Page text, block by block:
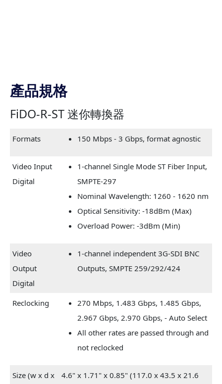
產品規格
FiDO-R-ST 迷你轉換器
Formats 150 Mbps - 3 Gbps, format agnostic
Video Input
Digital
1-channel Single Mode ST Fiber Input,
SMPTE-297
Nominal Wavelength: 1260 - 1620 nm
Optical Sensitivity: -18dBm (Max)
Overload Power: -3dBm (Min)
Video
Output
Digital
1-channel independent 3G-SDI BNC
Outputs, SMPTE 259/292/424
Reclocking
270 Mbps, 1.483 Gbps, 1.485 Gbps,
2.967 Gbps, 2.970 Gbps, - Auto Select
All other rates are passed through and
not reclocked
Size (w x d x
4.6" x 1.71" x 0.85" (117.0 x 43.5 x 21.6